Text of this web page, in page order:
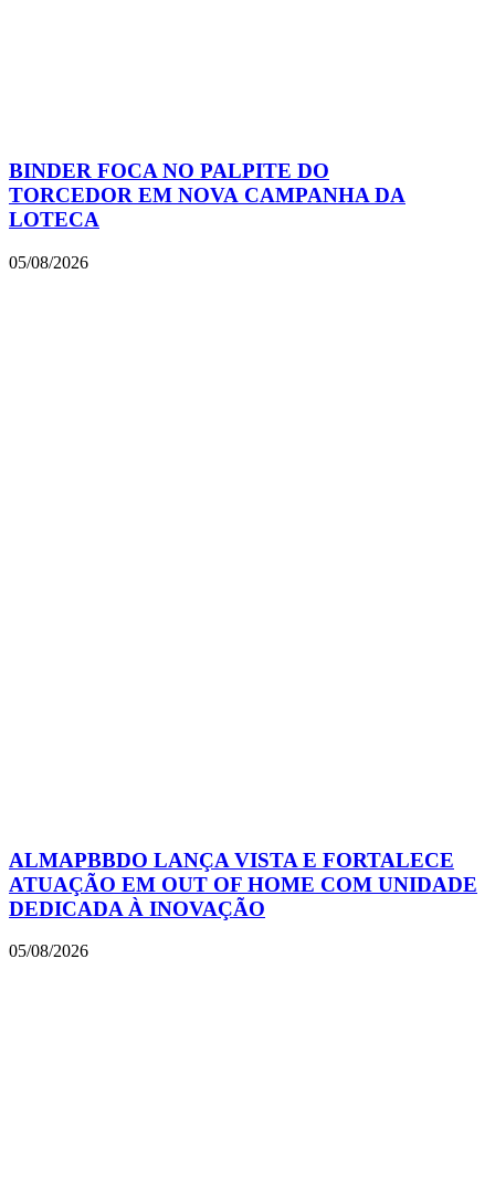
BINDER FOCA NO PALPITE DO
TORCEDOR EM NOVA CAMPANHA DA
LOTECA
05/08/2026
ALMAPBBDO LANÇA VISTA E FORTALECE
ATUAÇÃO EM OUT OF HOME COM UNIDADE
DEDICADA À INOVAÇÃO
05/08/2026